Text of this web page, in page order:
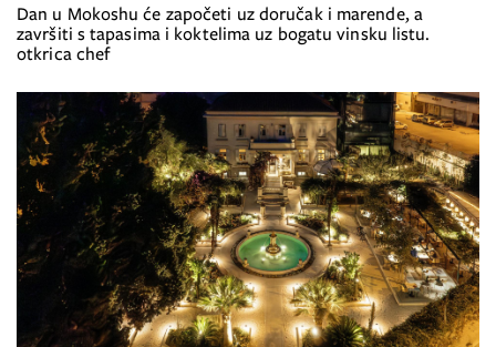
Dan u Mokoshu će započeti uz doručak i marende, a
završiti s tapasima i koktelima uz bogatu vinsku listu.
otkrica chef